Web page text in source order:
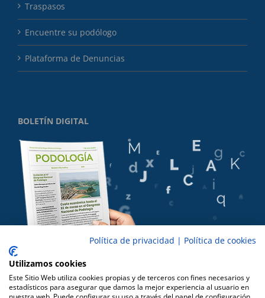
Traspasos
Encuentre su podólogo
Plataforma de Denuncias
BOLETÍN DIGITAL
Política de privacidad | Política de cookies
Utilizamos cookies
Este Sitio Web utiliza cookies propias y de terceros con fines necesarios y
estadísticos para asegurar que damos la mejor experiencia al usuario en